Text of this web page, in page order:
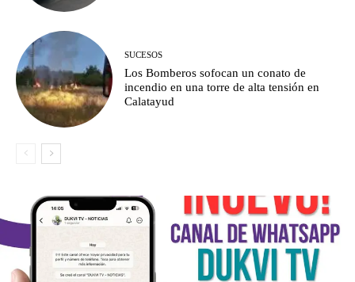
SUCESOS
Los Bomberos sofocan un conato de
incendio en una torre de alta tensión en
Calatayud